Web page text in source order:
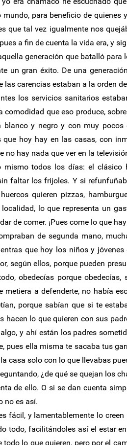
para beneficio de quienes
que tal vez igualmente nos
a fin de cuenta la vida era, y
generación que batalló para
un gran éxito. De una
las carencias estaban a la orden
los servicios sanitarios
comodidad que eso produce,
blanco y negro y con muy
que hoy hay en las casas, con
no hay nada que ver en la
mismo todos los días: el clásico
faltar los frijoles. Y si
quieren pizzas,
lo que representa un
de comer. ¡Pues come lo que
de segunda mano,
que hoy los niños y
según ellos, porque pueden
obedecías porque
metiera a defenderte, no había
porque sabían que si te
hacen lo que quieren con sus
y ahí están los padres
pues ella misma te sacaba tus
casa solo con lo que llevabas
¿de qué se quejan los
de ello. O si se dan cuenta
no es así.
fácil, y lamentablemente lo
todo, facilitándoles así el estar
todo lo que quieren, pero por el